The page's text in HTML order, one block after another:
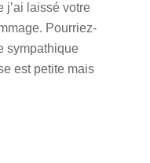
j’ai laissé votre
Pourriez-
sympathique
est petite mais